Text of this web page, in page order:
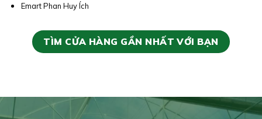
Emart Phan Huy Ích
TÌM CỬA HÀNG GẦN NHẤT VỚI BẠN